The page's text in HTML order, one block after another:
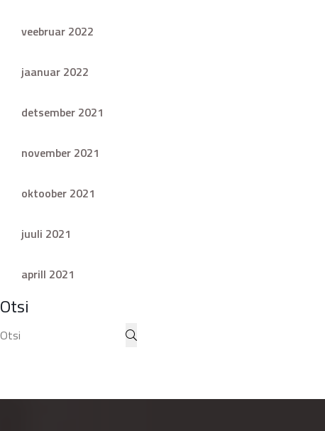
veebruar 2022
jaanuar 2022
detsember 2021
november 2021
oktoober 2021
juuli 2021
aprill 2021
Otsi